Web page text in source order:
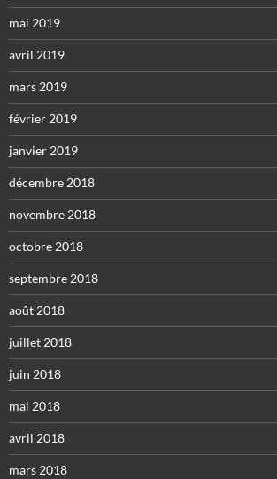
mai 2019
avril 2019
mars 2019
février 2019
janvier 2019
décembre 2018
novembre 2018
octobre 2018
septembre 2018
août 2018
juillet 2018
juin 2018
mai 2018
avril 2018
mars 2018